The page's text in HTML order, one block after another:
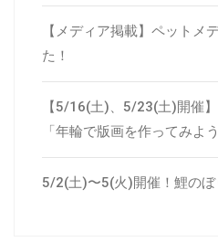
【メディア掲載】ペットメ
た！
【5/16(土)、5/23(土)開催
「年輪で版画を作ってみよ
5/2(土)〜5(火)開催！鯉のぼ